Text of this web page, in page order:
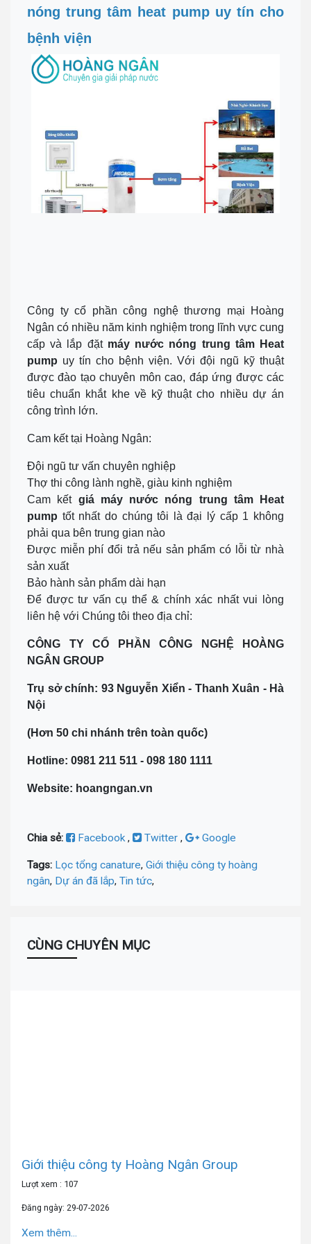
nóng trung tâm heat pump uy tín cho
bệnh viện
Công ty cổ phần công nghệ thương mại Hoàng
Ngân có nhiều năm kinh nghiệm trong lĩnh vực cung
cấp và lắp đặt máy nước nóng trung tâm Heat
pump uy tín cho bệnh viện. Với đội ngũ kỹ thuật
được đào tạo chuyên môn cao, đáp ứng được các
tiêu chuẩn khắt khe về kỹ thuật cho nhiều dự án
công trình lớn.
Cam kết tại Hoàng Ngân:
Đội ngũ tư vấn chuyên nghiệp
Thợ thi công lành nghề, giàu kinh nghiệm
Cam kết giá máy nước nóng trung tâm Heat
pump tốt nhất do chúng tôi là đại lý cấp 1 không
phải qua bên trung gian nào
Được miễn phí đổi trả nếu sản phẩm có lỗi từ nhà
sản xuất
Bảo hành sản phẩm dài hạn
Để được tư vấn cụ thể & chính xác nhất vui lòng
liên hệ với Chúng tôi theo địa chỉ:
CÔNG TY CỔ PHẦN CÔNG NGHỆ HOÀNG
NGÂN GROUP
Trụ sở chính: 93 Nguyễn Xiển - Thanh Xuân - Hà
Nội
(Hơn 50 chi nhánh trên toàn quốc)
Hotline: 0981 211 511 - 098 180 1111
Website: hoangngan.vn
Chia sẻ: Facebook, Twitter , Google
Tags: Lọc tổng canature, Giới thiệu công ty hoàng
ngân, Dự án đã lắp, Tin tức,
CÙNG CHUYÊN MỤC
Giới thiệu công ty Hoàng Ngân Group
Lượt xem : 107
Đăng ngày: 29-07-2026
Xem thêm...